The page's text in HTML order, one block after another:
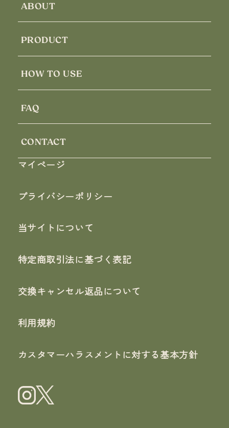
ABOUT
PRODUCT
HOW TO USE
FAQ
CONTACT
マイページ
プライバシーポリシー
当サイトについて
特定商取引法に基づく表記
交換キャンセル返品について
利用規約
カスタマーハラスメントに対する基本方針